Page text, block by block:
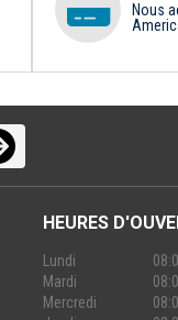
Nous
HEURES
Lundi
Mardi
Mercredi